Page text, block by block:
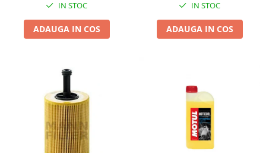
IN STOC
ADAUGA IN COS
IN STOC
ADAUGA IN COS